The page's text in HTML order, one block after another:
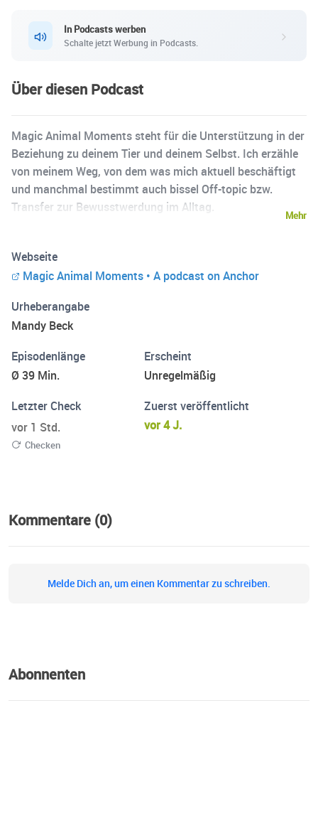
In Podcasts werben
Schalte jetzt Werbung in Podcasts.
Über diesen Podcast
Magic Animal Moments steht für die Unterstützung in der
Beziehung zu deinem Tier und deinem Selbst. Ich erzähle
von meinem Weg, von dem was mich aktuell beschäftigt
und manchmal bestimmt auch bissel Off-topic bzw.
Transfer zur Bewusstwerdung im Alltag.
Mehr
Webseite
Magic Animal Moments • A podcast on Anchor
Urheberangabe
Mandy Beck
Episodenlänge
Ø 39 Min.
Erscheint
Unregelmäßig
Letzter Check
vor 1 Std.
Checken
Zuerst veröffentlicht
vor 4 J.
Kommentare (0)
Melde Dich an, um einen Kommentar zu schreiben.
Abonnenten